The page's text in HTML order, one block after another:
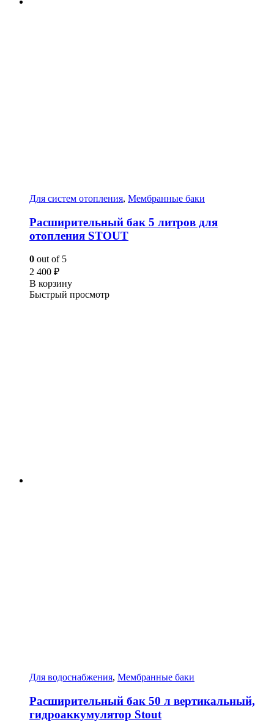
Для систем отопления, Мембранные баки
Расширительный бак 5 литров для
отопления STOUT
0 out of 5
2 400 ₽
В корзину
Быстрый просмотр
Для водоснабжения, Мембранные баки
Расширительный бак 50 л вертикальный,
гидроаккумулятор Stout